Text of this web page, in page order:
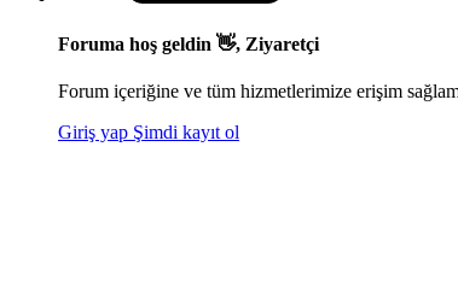
Foruma hoş geldin 👋, Ziyaretçi
Forum içeriğine ve tüm hizmetlerimize erişim
Giriş yap Şimdi kayıt ol